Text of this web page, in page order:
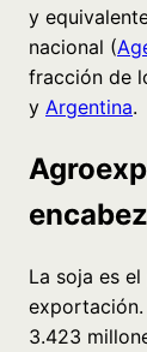
y
nacional (
fracción de
y Argentina.
La soja es
3.423